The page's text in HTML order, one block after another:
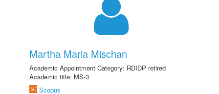
Martha Maria Mischan
Academic Appointment Category: RDIDP retired
Academic title: MS-3
Scopus